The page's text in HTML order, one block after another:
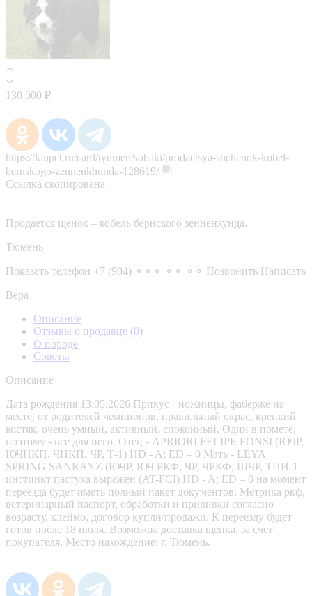
130 000 ₽
https://kinpet.ru/card/tyumen/sobaki/prodaetsya-shchenok-kobel-
bernskogo-zennenkhunda-128619/
Ссылка скопирована
Продается щенок – кобель бернского зенненхунда.
Тюмень
Показать телефон +7 (904) ⚬⚬⚬ ⚬⚬ ⚬⚬ Позвонить Написать
Вера
Описание
Отзывы о продавце (0)
О породе
Советы
Описание
Дата рождения 13.05.2026 Прикус - ножницы, фаберже на
месте, от родителей чемпионов, правильный окрас, крепкий
костяк, очень умный, активный, спокойный. Один в помете,
поэтому - все для него. Отец - APRIORI FELIPE FONSI (ЮЧР,
ЮЧНКП, ЧНКП, ЧР, Т-1) HD - A; ED – 0 Мать - LEYA
SPRING SANRAYZ (ЮЧР, ЮЧ РКФ, ЧР, ЧРКФ, ШЧР, TПИ-1
инстинкт пастуха выражен (AT-FCI) HD - A; ED – 0 на момент
переезда будет иметь полный пакет документов: Метрика ркф,
ветеринарный паспорт, обработки и прививки согласно
возрасту, клеймо, договор купли/продажи. К переезду будет
готов после 18 июля. Возможна доставка щенка, за счет
покупателя. Место нахождение: г. Тюмень.